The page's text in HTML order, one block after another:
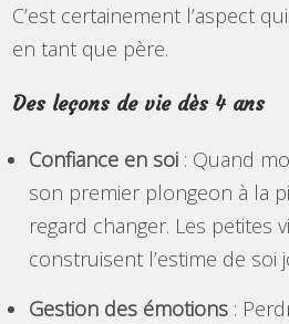
C’est certainement l’aspect
en tant que père.
Des leçons de vie dès 4 ans
Confiance en soi : Quand
son premier plongeon à la
regard changer. Les petites
construisent l’estime de soi
Gestion des émotions :